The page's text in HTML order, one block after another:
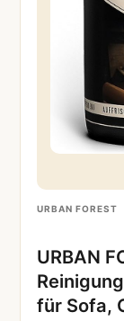
URBAN FOREST
URBAN
für Sofa,